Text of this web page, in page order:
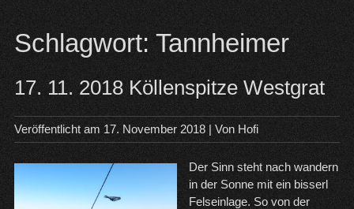
Schlagwort: Tannheimer
17. 11. 2018 Köllenspitze Westgrat
Veröffentlicht am 17. November 2018| Von Hofi
Der Sinn steht nach wandern
in der Sonne mit ein bisserl
Felseinlage. So von der